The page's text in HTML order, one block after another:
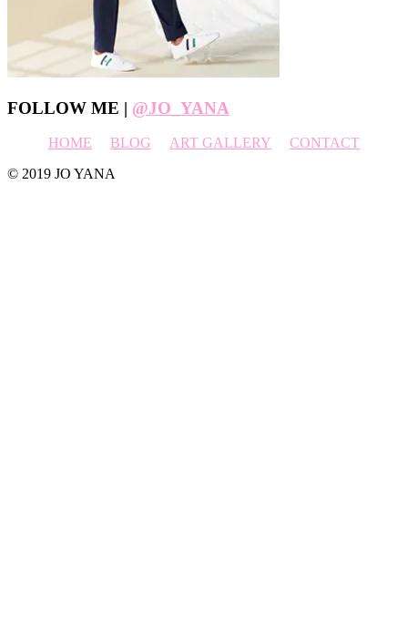
Footer
FOLLOW ME | @JO_YANA
HOME BLOG ART GALLERY
CONTACT
© 2019 JO YANA